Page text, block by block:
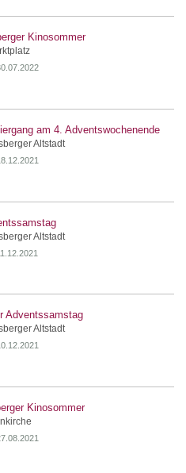
Kinosommer
am 4. Adventswochenende
Altstadt
Altstadt
Adventssamstag
Altstadt
Kinosommer